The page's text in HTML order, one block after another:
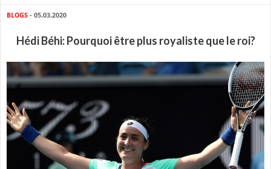
BLOGS - 05.03.2020
Hédi Béhi: Pourquoi être plus royaliste que le roi?